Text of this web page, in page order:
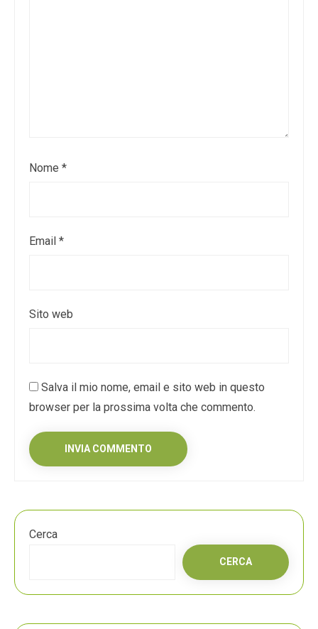
Nome *
Email *
Sito web
Salva il mio nome, email e sito web in questo
browser per la prossima volta che commento.
Cerca
CERCA